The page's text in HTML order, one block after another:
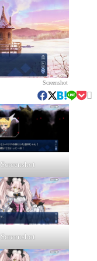
Screenshot

Screenshot
Screenshot